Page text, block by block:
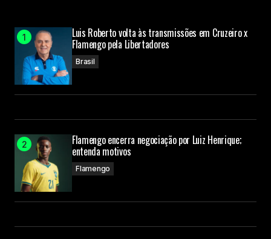
Luis Roberto volta às transmissões em Cruzeiro x
Flamengo pela Libertadores
Brasil
Flamengo encerra negociação por Luiz Henrique;
entenda motivos
Flamengo